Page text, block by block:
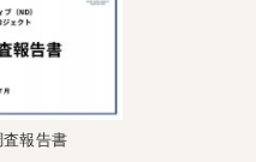
報告書